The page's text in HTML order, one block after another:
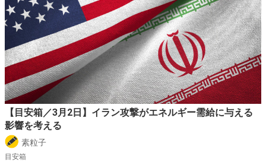
【目安箱／3月2日】イラン攻撃がエネルギー需給に与える
影響を考える
素粒子
目安箱